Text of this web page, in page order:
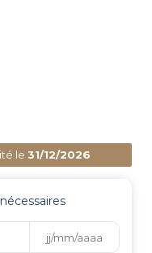
le 31/12/2026
JJ
slash